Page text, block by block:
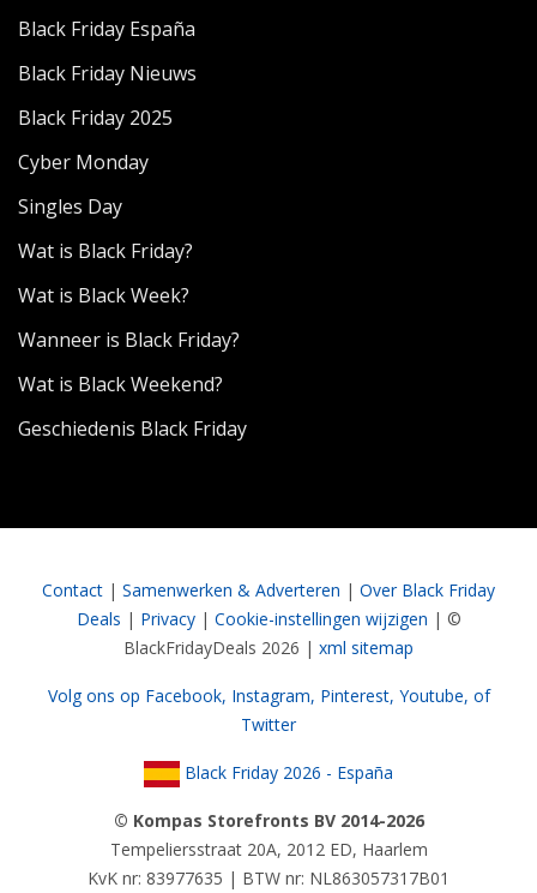
Black Friday España
Black Friday Nieuws
Black Friday 2025
Cyber Monday
Singles Day
Wat is Black Friday?
Wat is Black Week?
Wanneer is Black Friday?
Wat is Black Weekend?
Geschiedenis Black Friday
Contact | Samenwerken & Adverteren | Over Black Friday
Deals | Privacy| Cookie-instellingen wijzigen | ©
BlackFridayDeals 2026 | xml sitemap
Volg ons op Facebook, Instagram, Pinterest, Youtube, of
Twitter
Black Friday 2026 - España
© Kompas Storefronts BV 2014-2026
Tempeliersstraat 20A, 2012 ED, Haarlem
KvK nr: 83977635 | BTW nr: NL863057317B01